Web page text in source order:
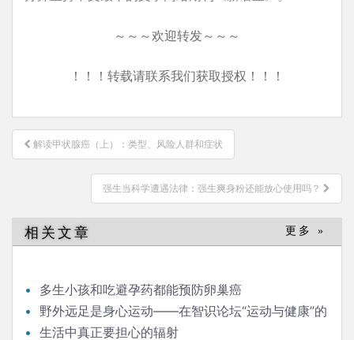
～～～欢迎转发～～～
！！！转载请联系我们获取授权！！！
文
章
解读甲状腺癌（上）：类型、风险人群和症状
强生当科学遭遇法律：强生爽身粉还能放心使用吗？
相关文章 更多 »
多生小孩和吃避孕药都能预防卵巢癌
野外远足是身心运动——在智识论坛“运动与健康”的
发言生活中真正要担心的辐射